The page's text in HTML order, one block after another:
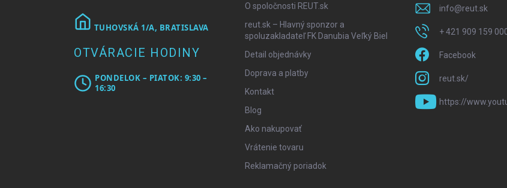
TUHOVSKÁ 1/A, BRATISLAVA
OTVÁRACIE HODINY
PONDELOK – PIATOK: 9:30 –
16:30
O spoločnosti REUT.sk
reut.sk – Hlavný sponzor a
spoluzakladateľ FK Danubia Veľký Biel
Detail objednávky
Doprava a platby
Kontakt
Blog
Ako nakupovať
Vrátenie tovaru
Reklamačný poriadok
info@reut.sk
+ 421 909 159
Facebook
reut.sk/
https://